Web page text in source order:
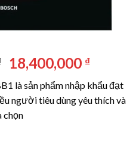
Giá
gốc
là:
31,130,000 ₫.
18,400,000 ₫Giá
hiện
tại
là:
là sản phẩm nhập khẩu đạt
người tiêu dùng yêu thích và
chọn